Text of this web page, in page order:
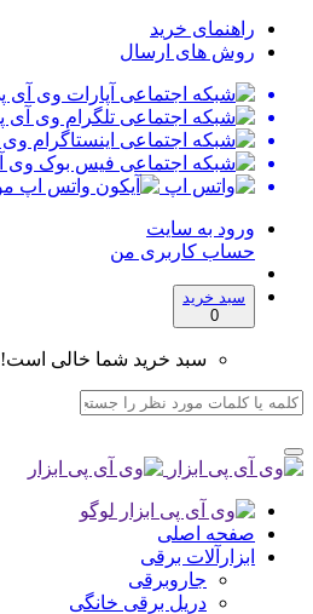
راهنمای خرید
روش های ارسال
ورود به سایت
حساب کاربری من
سبد خرید
0
سبد خرید شما خالی است!
صفحه اصلی
ابزارآلات برقی
جاروبرقی
دریل برقی خانگی